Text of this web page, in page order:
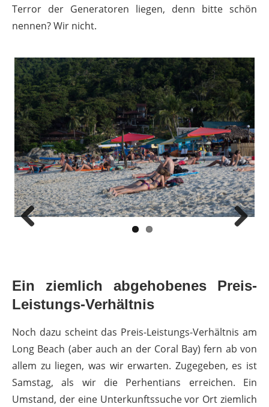
Terror der Generatoren liegen, denn bitte schön
nennen? Wir nicht.
Ein ziemlich abgehobenes Preis-
Leistungs-Verhältnis
Noch dazu scheint das Preis-Leistungs-Verhältnis am
Long Beach (aber auch an der Coral Bay) fern ab von
allem zu liegen, was wir erwarten. Zugegeben, es ist
Samstag, als wir die Perhentians erreichen. Ein
Umstand, der eine Unterkunftssuche vor Ort ziemlich